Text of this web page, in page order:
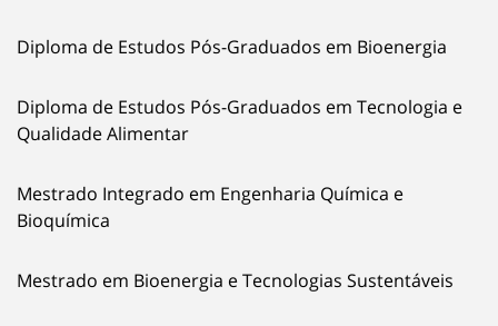
Diploma de Estudos Pós-Graduados em Bioenergia
Diploma de Estudos Pós-Graduados em Tecnologia e
Qualidade Alimentar
Mestrado Integrado em Engenharia Química e
Bioquímica
Mestrado em Bioenergia e Tecnologias Sustentáveis